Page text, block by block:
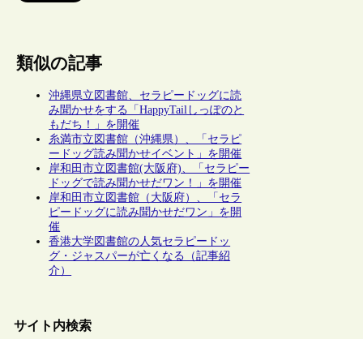
類似の記事
沖縄県立図書館、セラピードッグに読
み聞かせをする「HappyTailしっぽのと
もだち！」を開催
糸満市立図書館（沖縄県）、「セラピ
ードッグ読み聞かせイベント」を開催
岸和田市立図書館(大阪府)、「セラピー
ドッグで読み聞かせだワン！」を開催
岸和田市立図書館（大阪府）、「セラ
ピードッグに読み聞かせだワン」を開
催
香港大学図書館の人気セラピードッ
グ・ジャスパーが亡くなる（記事紹
介）
サイト内検索